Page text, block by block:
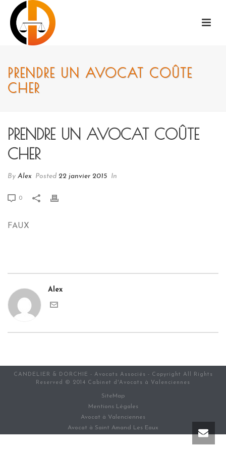
PRENDRE UN AVOCAT COÛTE
CHER
PRENDRE UN AVOCAT COÛTE
CHER
By Alex Posted 22 janvier 2015 In
0
FAUX
Alex
CANDELIER & DORCHIE - Avocats Associés - Copyright All Rights
Reserved © 2014 Cabinet d'Avocats à Valenciennes
SiteMap
Mentions Légales
Avocat à Valenciennes
Avocat à Saint Amand Les Eaux